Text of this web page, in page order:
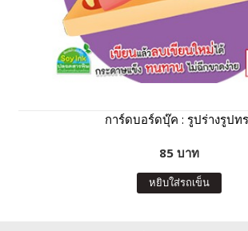
การ์ดบอร์ดบุ๊ค : รูปร่างรูปท
85 บาท
หยิบใส่รถเข็น